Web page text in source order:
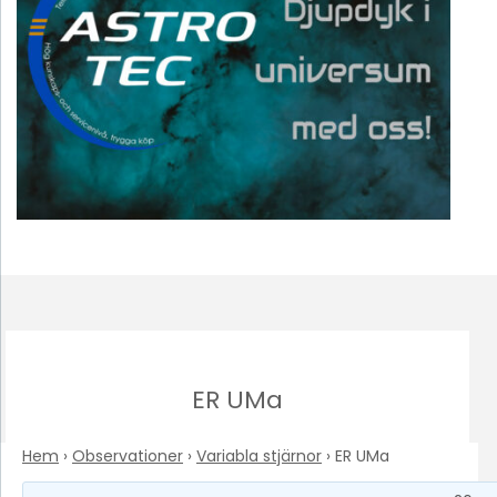
ER UMa
Hem › Observationer › Variabla stjärnor › ER UMa